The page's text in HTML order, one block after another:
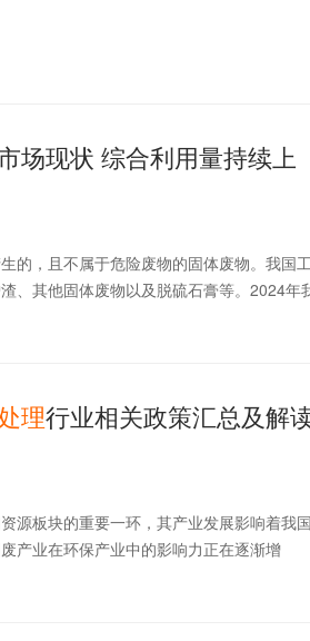
场现状 综合利用量持续上
的，且不属于危险废物的固体废物。我国
、其他固体废物以及脱硫石膏等。2024年
理行业相关政策汇总及解
源板块的重要一环，其产业发展影响着我国
产业在环保产业中的影响力正在逐渐增